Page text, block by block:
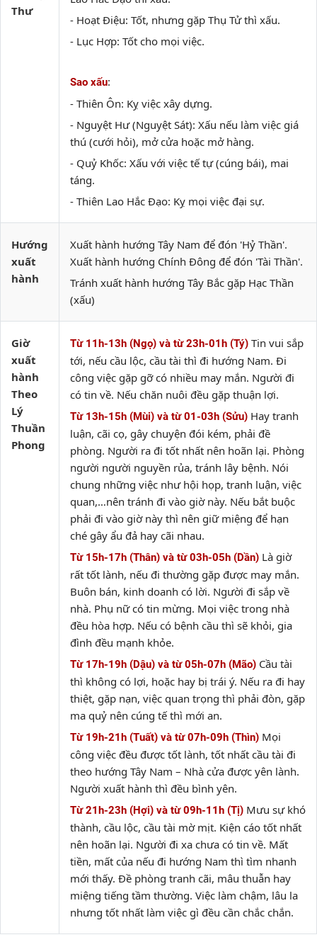
Thư
- Hoạt Điệu: Tốt, nhưng gặp Thụ Tử thì xấu.
- Lục Hợp: Tốt cho mọi việc.
Sao xấu:
- Thiên Ôn: Kỵ việc xây dựng.
- Nguyệt Hư (Nguyệt Sát): Xấu nếu làm việc giá
thú (cưới hỏi), mở cửa hoặc mở hàng.
- Quỷ Khốc: Xấu với việc tế tự (cúng bái), mai
táng.
- Thiên Lao Hắc Đạo: Kỵ mọi việc đại sự.
Hướng
xuất
hành
Xuất hành hướng Tây Nam để đón 'Hỷ Thần'.
Xuất hành hướng Chính Đông để đón 'Tài Thần'.
Tránh xuất hành hướng Tây Bắc gặp Hạc Thần
(xấu)
Giờ
xuất
hành
Theo
Lý
Thuần
Phong
Từ 11h-13h (Ngọ) và từ 23h-01h (Tý) Tin vui sắp
tới, nếu cầu lộc, cầu tài thì đi hướng Nam. Đi
công việc gặp gỡ có nhiều may mắn. Người đi
có tin về. Nếu chăn nuôi đều gặp thuận lợi.
Từ 13h-15h (Mùi) và từ 01-03h (Sửu) Hay tranh
luận, cãi cọ, gây chuyện đói kém, phải đề
phòng. Người ra đi tốt nhất nên hoãn lại. Phòng
người người nguyền rủa, tránh lây bệnh. Nói
chung những việc như hội họp, tranh luận, việc
quan,…nên tránh đi vào giờ này. Nếu bắt buộc
phải đi vào giờ này thì nên giữ miệng để hạn
ché gây ẩu đả hay cãi nhau.
Từ 15h-17h (Thân) và từ 03h-05h (Dần) Là giờ
rất tốt lành, nếu đi thường gặp được may mắn.
Buôn bán, kinh doanh có lời. Người đi sắp về
nhà. Phụ nữ có tin mừng. Mọi việc trong nhà
đều hòa hợp. Nếu có bệnh cầu thì sẽ khỏi, gia
đình đều mạnh khỏe.
Từ 17h-19h (Dậu) và từ 05h-07h (Mão) Cầu tài
thì không có lợi, hoặc hay bị trái ý. Nếu ra đi hay
thiệt, gặp nạn, việc quan trọng thì phải đòn, gặp
ma quỷ nên cúng tế thì mới an.
Từ 19h-21h (Tuất) và từ 07h-09h (Thìn) Mọi
công việc đều được tốt lành, tốt nhất cầu tài đi
theo hướng Tây Nam – Nhà cửa được yên lành.
Người xuất hành thì đều bình yên.
Từ 21h-23h (Hợi) và từ 09h-11h (Tị) Mưu sự khó
thành, cầu lộc, cầu tài mờ mịt. Kiện cáo tốt nhất
nên hoãn lại. Người đi xa chưa có tin về. Mất
tiền, mất của nếu đi hướng Nam thì tìm nhanh
mới thấy. Đề phòng tranh cãi, mâu thuẫn hay
miệng tiếng tầm thường. Việc làm chậm, lâu la
nhưng tốt nhất làm việc gì đều cần chắc chắn.